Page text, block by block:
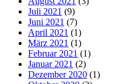
Juli 2021 (9)
Juni 2021 (7)
April 2021 (1)
März 2021 (1)
Februar 2021 (1)
Januar 2021 (2)
Dezember 2020 (1)